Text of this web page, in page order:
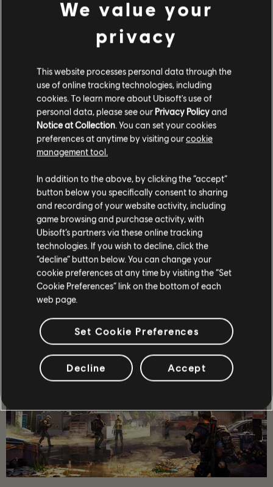
2020
DE DICIEMBRE
Un resumen semanal de todas las novedades en The
Division 2, como la liga Víbora, los eventos que están
a punto de llegar y el nuevo objetivo que pronto
desvelaremos.
MÁS INFORMACIÓN
1 de 12
RECOMENDADO
We value your
privacy
This website processes personal data through the
use of online tracking technologies, including
cookies. To learn more about Ubisoft's use of
personal data, please see our Privacy Policyand
Notice at Collection. You can set your cookies
preferences at anytime by visiting ourcookie
management tool.
In addition to the above, by clicking the “accept”
button below you specifically consent to sharing
and recording of your website activity, including
game browsing and purchase activity, with
Ubisoft’s partners via these online tracking
technologies. If you wish to decline, click the
“decline” button below. You can change your
cookie preferences at any time by visiting the “Set
Cookie Preferences” link on the bottom of each
web page.
Set Cookie Preferences
Decline Accept